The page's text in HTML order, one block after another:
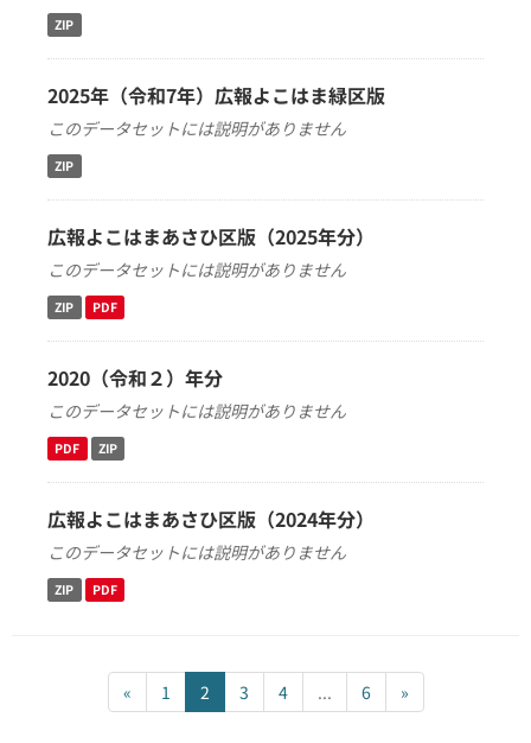
ZIP
2025年（令和7年）広報よこはま緑区版
このデータセットには説明がありません
ZIP
広報よこはまあさひ区版（2025年分）
このデータセットには説明がありません
ZIP PDF
2020（令和２）年分
このデータセットには説明がありません
PDF ZIP
広報よこはまあさひ区版（2024年分）
このデータセットには説明がありません
ZIP PDF
« 1 2 3 4 ... 6 »